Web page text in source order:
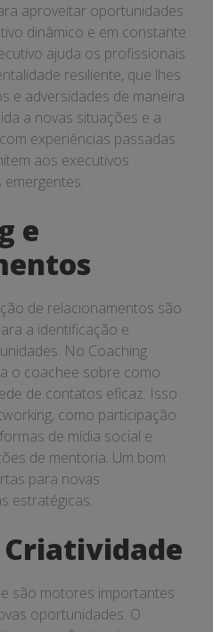
aproveitar oportunidades
dinâmico e em constante
ajuda os profissionais
resiliente, que lhes
e adversidades de maneira
a novas situações e a
experiências passadas
aos executivos
e
de relacionamentos são
a identificação e
No Coaching
o coachee sobre como
de contatos eficaz. Isso
como participação
de mídia social e
de mentoria. Um bom
para novas
estratégicas.
são motores importantes
oportunidades. O